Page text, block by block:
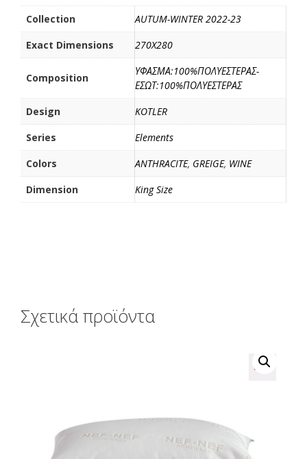
τ
ε
Collection
AUTUM-WINTER 2022-23
Exact Dimensions
270X280
Composition
ΥΦΑΣΜΑ:100%ΠΟΛΥΕΣΤΕΡΑΣ-
ΕΣΩΤ:100%ΠΟΛΥΕΣΤΕΡΑΣ
Design
KOTLER
Series
Elements
Colors
ANTHRACITE, GREIGE, WINE
Dimension
King Size
Σχετικά προϊόντα